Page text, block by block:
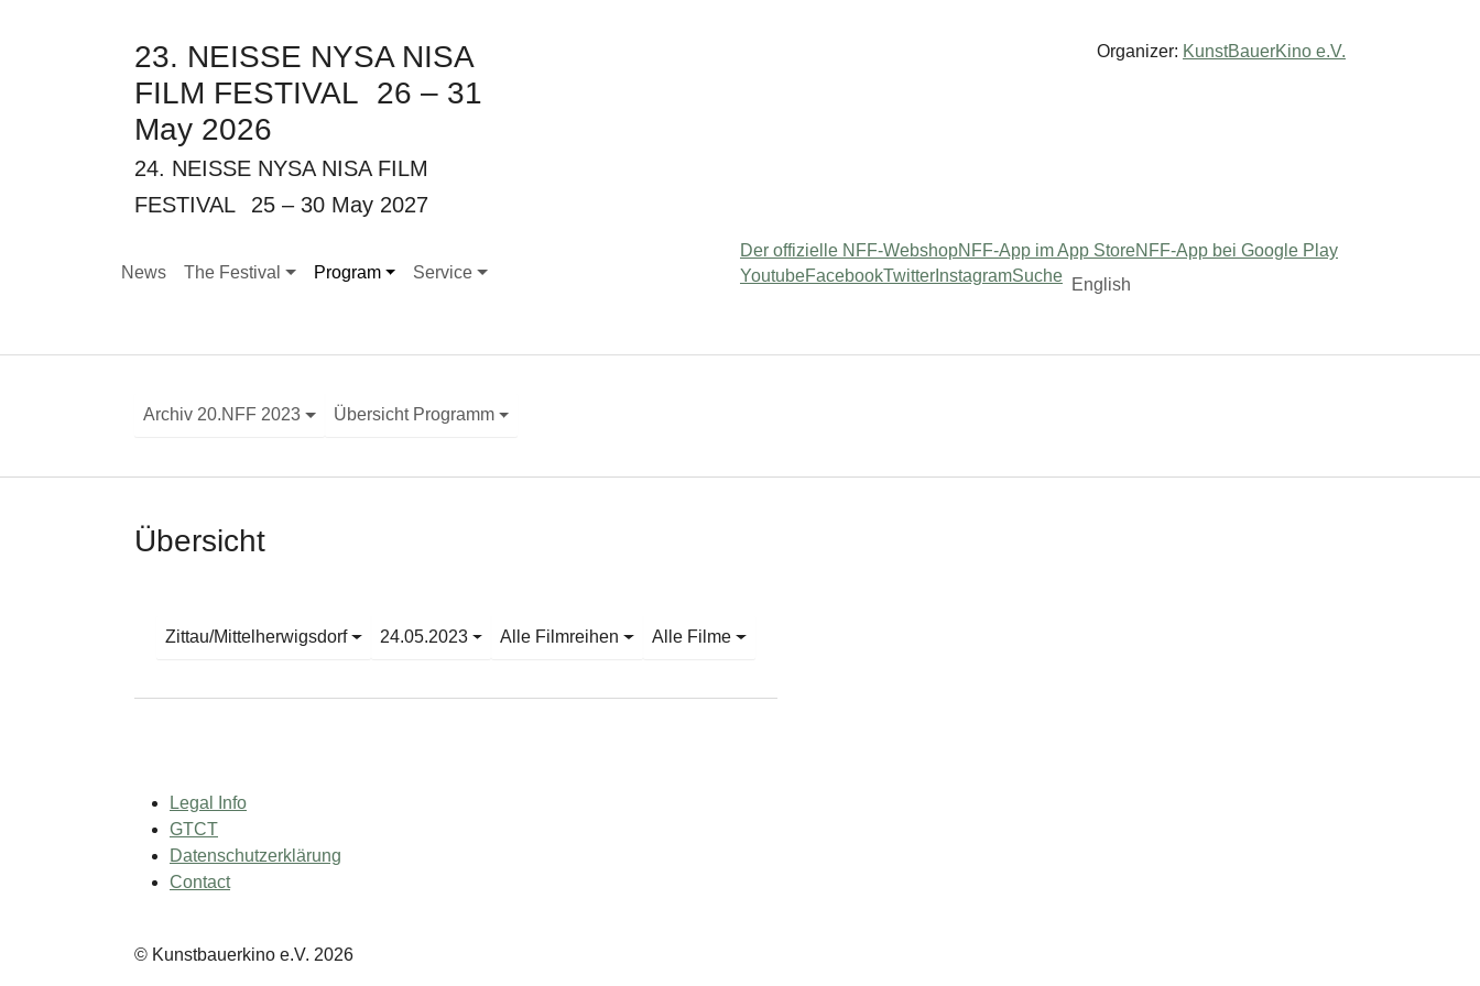
23. NEISSE NYSA NISA
FILM FESTIVAL 26 – 31
May 2026
24. NEISSE NYSA NISA FILM
FESTIVAL
25 – 30 May 2027
Organizer: KunstBauerKino e.V.
News The Festival
Submenu for "The Festival"
Program
Submenu for "Program"
Service
Submenu for "Service"
Der offizielle NFF-WebshopNFF-App im App StoreNFF-App bei Google Play
YoutubeFacebookTwitter InstagramSuche English
Archiv 20.NFF 2023 Übersicht Programm
Übersicht
Zittau/Mittelherwigsdorf 24.05.2023 Alle Filmreihen Alle Filme
Legal Info
GTCT
Datenschutzerklärung
Contact
© Kunstbauerkino e.V. 2026